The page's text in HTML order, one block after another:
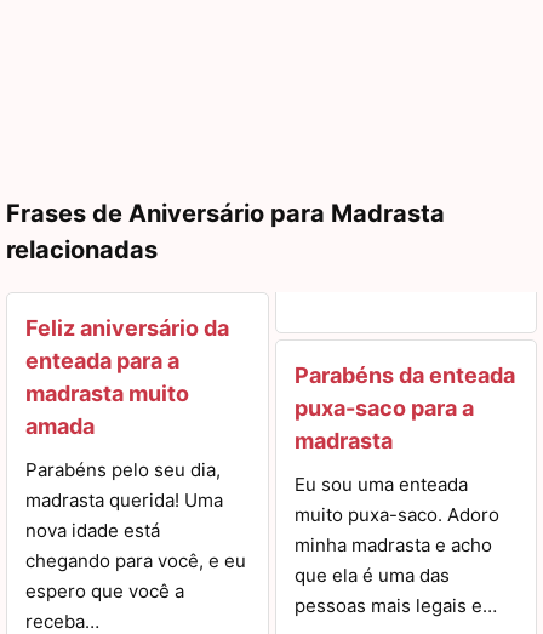
Frases de Aniversário para Madrasta
relacionadas
Feliz aniversário da
enteada para a
madrasta muito
amada
Parabéns pelo seu dia,
madrasta querida! Uma
nova idade está
chegando para você, e eu
espero que você a
receba…
Parabéns da enteada
puxa-saco para a
madrasta
Eu sou uma enteada
muito puxa-saco. Adoro
minha madrasta e acho
que ela é uma das
pessoas mais legais e…